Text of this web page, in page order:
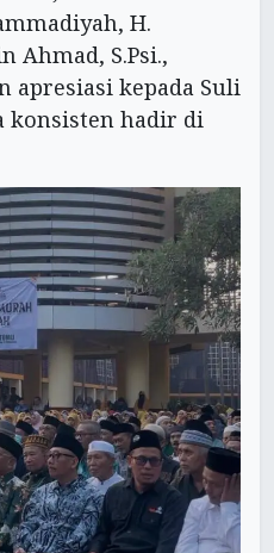
H.
Ahmad, S.Psi.,
apresiasi kepada Suli
konsisten hadir di